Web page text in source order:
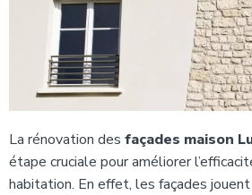
La rénovation des façades maison
étape cruciale pour améliorer
habitation. En effet, les façades